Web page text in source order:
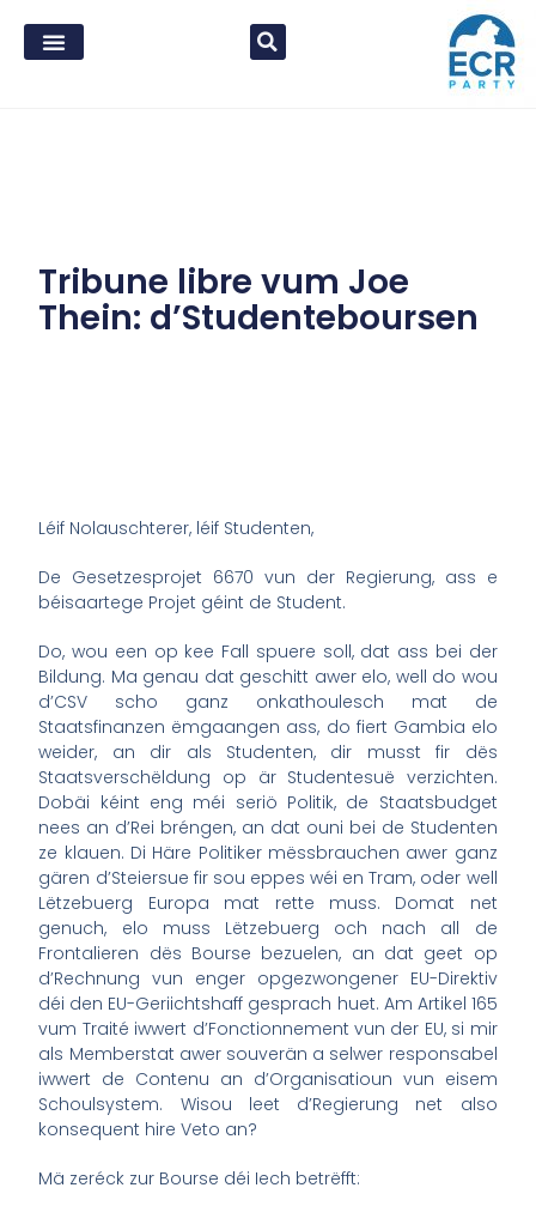
Tribune libre vum Joe
Thein: d’Studenteboursen
Léif Nolauschterer, léif Studenten,
De Gesetzesprojet 6670 vun der Regierung, ass e
béisaartege Projet géint de Student.
Do, wou een op kee Fall spuere soll, dat ass bei der
Bildung. Ma genau dat geschitt awer elo, well do wou
d’CSV scho ganz onkathoulesch mat de
Staatsfinanzen ëmgaangen ass, do fiert Gambia elo
weider, an dir als Studenten, dir musst fir dës
Staatsverschëldung op är Studentesuë verzichten.
Dobäi kéint eng méi seriö Politik, de Staatsbudget
nees an d’Rei bréngen, an dat ouni bei de Studenten
ze klauen. Di Häre Politiker mëssbrauchen awer ganz
gären d’Steiersue fir sou eppes wéi en Tram, oder well
Lëtzebuerg Europa mat rette muss. Domat net
genuch, elo muss Lëtzebuerg och nach all de
Frontalieren dës Bourse bezuelen, an dat geet op
d’Rechnung vun enger opgezwongener EU-Direktiv
déi den EU-Geriichtshaff gesprach huet. Am Artikel 165
vum Traité iwwert d’Fonctionnement vun der EU, si mir
als Memberstat awer souverän a selwer responsabel
iwwert de Contenu an d’Organisatioun vun eisem
Schoulsystem. Wisou leet d’Regierung net also
konsequent hire Veto an?
Mä zeréck zur Bourse déi Iech betrëfft: